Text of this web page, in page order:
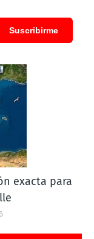
Suscribirme
exacta para